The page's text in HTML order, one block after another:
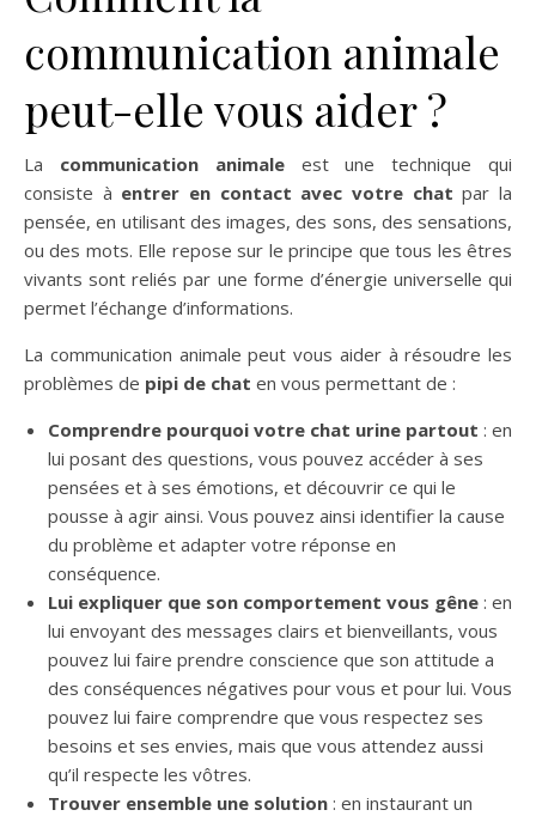
communication animale
peut-elle vous aider ?
La communication animaleest une technique qui
consiste à entrer en contact avec votre chat par la
pensée, en utilisant des images, des sons, des sensations,
ou des mots. Elle repose sur le principe que tous les êtres
vivants sont reliés par une forme d’énergie universelle qui
permet l’échange d’informations.
La communication animale peut vous aider à résoudre les
problèmes de pipi de chat en vous permettant de :
Comprendre pourquoi votre chat urine partout : en
lui posant des questions, vous pouvez accéder à ses
pensées et à ses émotions, et découvrir ce qui le
pousse à agir ainsi. Vous pouvez ainsi identifier la cause
du problème et adapter votre réponse en
conséquence.
Lui expliquer que son comportement vous gêne : en
lui envoyant des messages clairs et bienveillants, vous
pouvez lui faire prendre conscience que son attitude a
des conséquences négatives pour vous et pour lui. Vous
pouvez lui faire comprendre que vous respectez ses
besoins et ses envies, mais que vous attendez aussi
qu’il respecte les vôtres.
Trouver ensemble une solution : en instaurant un